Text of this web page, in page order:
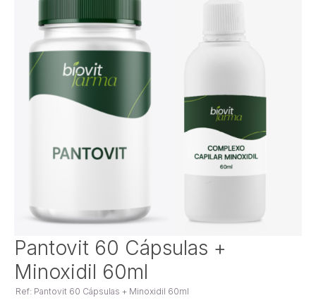
Saltar
para
o
da
Pantovit 60 Cápsulas +
Minoxidil 60ml
Ref: Pantovit 60 Cápsulas + Minoxidil 60ml